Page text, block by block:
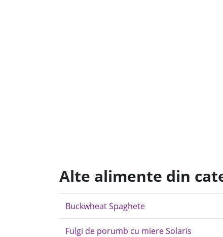
Alte alimente din
Buckwheat Spaghete
Fulgi de porumb cu miere Solaris